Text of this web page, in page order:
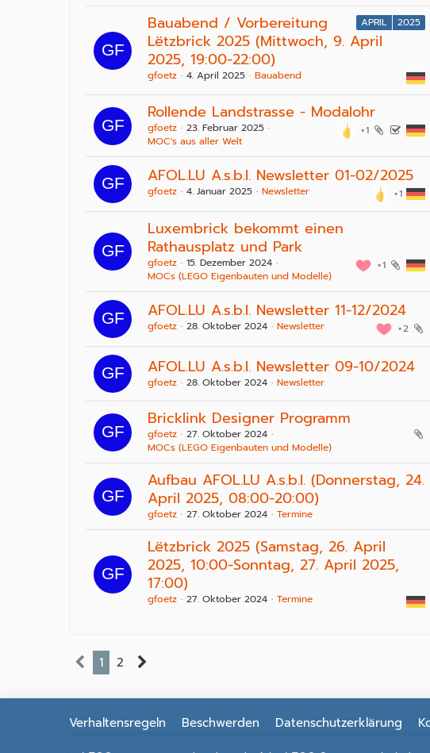
APRIL 2025
Bauabend / Vorbereitung
Lëtzbrick 2025 (Mittwoch, 9. April
2025, 19:00-22:00)
gfoetz 4. April 2025 Bauabend
Rollende Landstrasse - Modalohr
1
gfoetz
23. Februar 2025
MOC's aus aller Welt
AFOL.LU A.s.b.l. Newsletter 01-02/2025
1
gfoetz 4. Januar 2025 Newsletter
Luxembrick bekommt einen
Rathausplatz und Park
1
gfoetz
15. Dezember 2024
MOCs (LEGO Eigenbauten und Modelle)
AFOL.LU A.s.b.l. Newsletter 11-12/2024
2
gfoetz 28. Oktober 2024 Newsletter
AFOL.LU A.s.b.l. Newsletter 09-10/2024
gfoetz 28. Oktober 2024 Newsletter
Bricklink Designer Programm
gfoetz
27. Oktober 2024
MOCs (LEGO Eigenbauten und Modelle)
Aufbau AFOL.LU A.s.b.l. (Donnerstag, 24.
April 2025, 08:00-20:00)
gfoetz 27. Oktober 2024 Termine
Lëtzbrick 2025 (Samstag, 26. April
2025, 10:00-Sonntag, 27. April 2025,
17:00)
gfoetz 27. Oktober 2024 Termine
1 2
Verhaltensregeln Beschwerden Datenschutzerklärung